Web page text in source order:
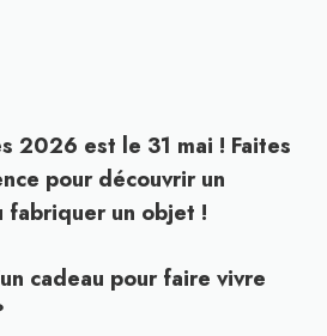
2026 est le 31 mai ! Faites
pour découvrir un
fabriquer un objet !
cadeau pour faire vivre